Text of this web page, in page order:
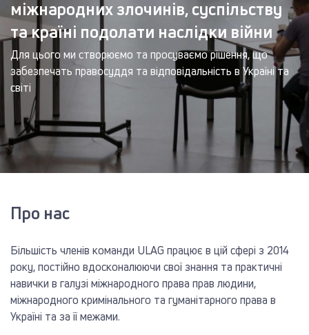
міжнародних злочинів, суспільству
та країні подолати наслідки війни
Для цього ми створюємо та просуваємо рішення, що
забезпечать правосуддя та відповідальність в Україні та
світі
Про нас
Більшість членів команди ULAG працює в цій сфері з 2014
року, постійно вдосконалюючи свої знання та практичні
навички в галузі міжнародного права прав людини,
міжнародного кримінального та гуманітарного права в
Україні та за її межами.